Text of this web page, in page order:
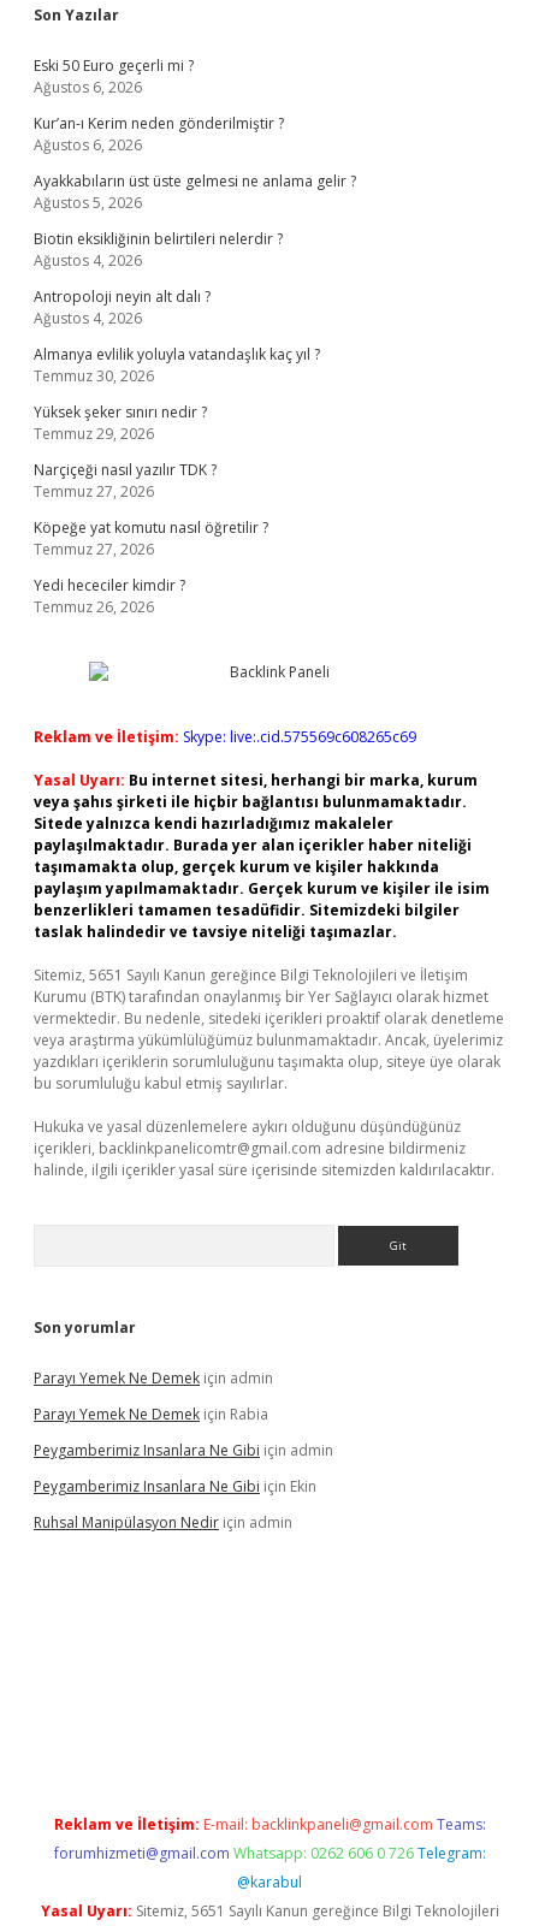
Sidebar
Son Yazılar
Eski 50 Euro geçerli mi ?
Ağustos 6, 2026
Kur’an-ı Kerim neden gönderilmiştir ?
Ağustos 6, 2026
Ayakkabıların üst üste gelmesi ne anlama gelir ?
Ağustos 5, 2026
Biotin eksikliğinin belirtileri nelerdir ?
Ağustos 4, 2026
Antropoloji neyin alt dalı ?
Ağustos 4, 2026
Almanya evlilik yoluyla vatandaşlık kaç yıl ?
Temmuz 30, 2026
Yüksek şeker sınırı nedir ?
Temmuz 29, 2026
Narçiçeği nasıl yazılır TDK ?
Temmuz 27, 2026
Köpeğe yat komutu nasıl öğretilir ?
Temmuz 27, 2026
Yedi hececiler kimdir ?
Temmuz 26, 2026
Reklam ve İletişim: Skype: live:.cid.575569c608265c69
Yasal Uyarı: Bu internet sitesi, herhangi bir marka, kurum
veya şahıs şirketi ile hiçbir bağlantısı bulunmamaktadır.
Sitede yalnızca kendi hazırladığımız makaleler
paylaşılmaktadır. Burada yer alan içerikler haber niteliği
taşımamakta olup, gerçek kurum ve kişiler hakkında
paylaşım yapılmamaktadır. Gerçek kurum ve kişiler ile isim
benzerlikleri tamamen tesadüfidir. Sitemizdeki bilgiler
taslak halindedir ve tavsiye niteliği taşımazlar.
Sitemiz, 5651 Sayılı Kanun gereğince Bilgi Teknolojileri ve İletişim
Kurumu (BTK) tarafından onaylanmış bir Yer Sağlayıcı olarak hizmet
vermektedir. Bu nedenle, sitedeki içerikleri proaktif olarak denetleme
veya araştırma yükümlülüğümüz bulunmamaktadır. Ancak, üyelerimiz
yazdıkları içeriklerin sorumluluğunu taşımakta olup, siteye üye olarak
bu sorumluluğu kabul etmiş sayılırlar.
Hukuka ve yasal düzenlemelere aykırı olduğunu düşündüğünüz
içerikleri, backlinkpanelicomtr@gmail.com adresine bildirmeniz
halinde, ilgili içerikler yasal süre içerisinde sitemizden kaldırılacaktır.
Son yorumlar
Parayı Yemek Ne Demek için admin
Parayı Yemek Ne Demek için Rabia
Peygamberimiz Insanlara Ne Gibi için admin
Peygamberimiz Insanlara Ne Gibi için Ekin
Ruhsal Manipülasyon Nedir için admin
Reklam ve İletişim: E-mail: backlinkpaneli@gmail.com Teams:
forumhizmeti@gmail.com Whatsapp: 0262 606 0 726 Telegram:
@karabul
Yasal Uyarı: Sitemiz, 5651 Sayılı Kanun gereğince Bilgi Teknolojileri